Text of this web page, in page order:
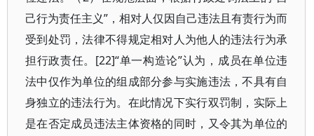
己行为责任主义”，相对人仅因自己违法且有责行为而
受到处罚，法律不得规定相对人为他人的违法行为承
担行政责任。[22]“单一构造论”认为，成员在单位违
法中仅作为单位的组成部分参与实施违法，不具有自
身独立的违法行为。在此情况下实行双罚制，实际上
是在否定成员违法主体资格的同时，又令其为单位的